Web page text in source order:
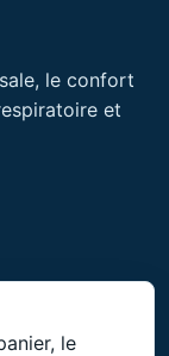
le confort
et
le